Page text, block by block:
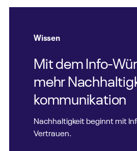
Wissen
Mit dem Info-
mehr
kommunikation
Nachhaltigkeit beginnt mit
Vertrauen.